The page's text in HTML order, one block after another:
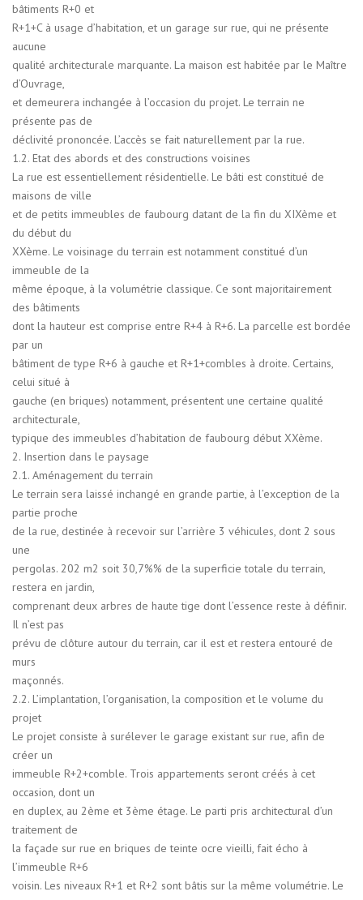
bâtiments R+0 et
R+1+C à usage d’habitation, et un garage sur rue, qui ne présente
aucune
qualité architecturale marquante. La maison est habitée par le Maître
d’Ouvrage,
et demeurera inchangée à l’occasion du projet. Le terrain ne
présente pas de
déclivité prononcée. L’accès se fait naturellement par la rue.
1.2. Etat des abords et des constructions voisines
La rue est essentiellement résidentielle. Le bâti est constitué de
maisons de ville
et de petits immeubles de faubourg datant de la fin du XIXème et
du début du
XXème. Le voisinage du terrain est notamment constitué d’un
immeuble de la
même époque, à la volumétrie classique. Ce sont majoritairement
des bâtiments
dont la hauteur est comprise entre R+4 à R+6. La parcelle est bordée
par un
bâtiment de type R+6 à gauche et R+1+combles à droite. Certains,
celui situé à
gauche (en briques) notamment, présentent une certaine qualité
architecturale,
typique des immeubles d’habitation de faubourg début XXème.
2. Insertion dans le paysage
2.1. Aménagement du terrain
Le terrain sera laissé inchangé en grande partie, à l’exception de la
partie proche
de la rue, destinée à recevoir sur l’arrière 3 véhicules, dont 2 sous
une
pergolas. 202 m2 soit 30,7%% de la superficie totale du terrain,
restera en jardin,
comprenant deux arbres de haute tige dont l’essence reste à définir.
Il n’est pas
prévu de clôture autour du terrain, car il est et restera entouré de
murs
maçonnés.
2.2. L’implantation, l’organisation, la composition et le volume du
projet
Le projet consiste à surélever le garage existant sur rue, afin de
créer un
immeuble R+2+comble. Trois appartements seront créés à cet
occasion, dont un
en duplex, au 2ème et 3ème étage. Le parti pris architectural d’un
traitement de
la façade sur rue en briques de teinte ocre vieilli, fait écho à
l’immeuble R+6
voisin. Les niveaux R+1 et R+2 sont bâtis sur la même volumétrie. Le